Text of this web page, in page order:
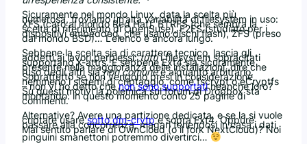
Sicuramente nel mondo Linux, data la scelta più
numerosa, troviamo un’alta variabilità di filesystem in uso:
XFS (caro al mondo Red Hat), BTRFS (che sembra la
scelta di riferimento di OpenSuse), F2FS (studiato per i
dispositivi embedded, che usano dischi flash), ZFS (preso
dal mondo BSD)… L’elenco è ancora lungo.
Sebbene la scelta sia di carattere tecnico, lascia gli
addetti ai lavori perplessi:tuttii filesystem sopracitati
supportano X-attrs. E sebbene Ext4 sia sicuramente
presente nella maggioranza delle installazioni, dire che
l’uso degli altri sianon comuneè alquanto arbitrario.
Soprattutto se non vengono presi in considerazione
nemmeno i sistemi di criptaggio, come fscrypt o eCryptfs
– non vi ho detto chenon sono supportatineanche loro?
Su questi motivi la polemica sul forum di Dropbox sta
montando: in questo momento conto 25 pagine di
commenti.
Alternative? Avere una partizione dedicata, e se la si vuole
criptare usaresotto dm-crytpe sopra Ext4. Oppure
passare alla concorrenza, magari tenendosi in casa i dati.
Mai sentito parlare di OwnCloud (o il fork NextCloud)? Noi
pinguini smanettoni potremmo divertirci…